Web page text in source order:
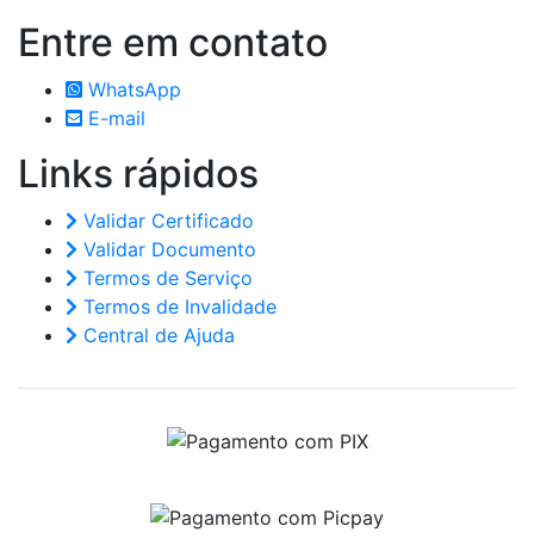
Entre em contato
WhatsApp
E-mail
Links rápidos
Validar Certificado
Validar Documento
Termos de Serviço
Termos de Invalidade
Central de Ajuda